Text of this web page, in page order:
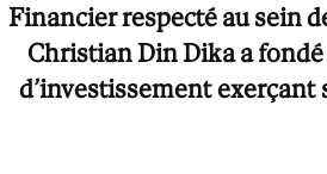
Financier respecté au sein
Christian Din Dika a
d’investissement exerçant